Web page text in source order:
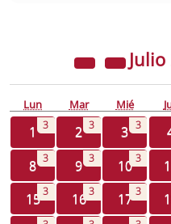
Julio
Lun Mar Mié
1 3 2 3 3 3
8 3 9 3 10 3
15 3 16 3 17 3